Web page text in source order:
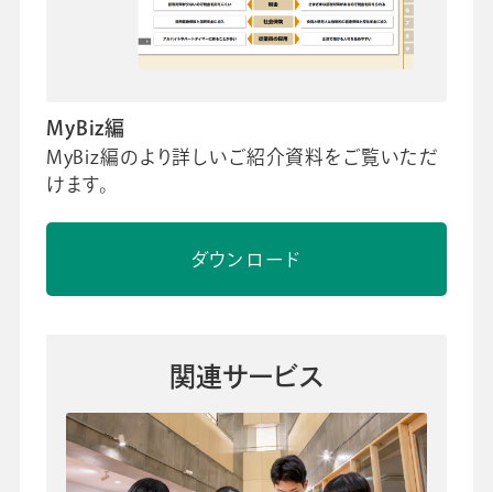
MyBiz編
MyBiz編のより詳しいご紹介資料をご覧いただ
けます。
ダウンロード
関連サービス